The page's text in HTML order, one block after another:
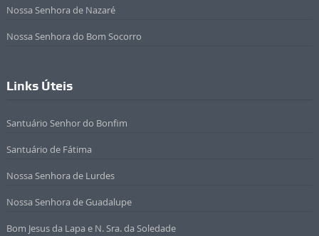
Nossa Senhora de Nazaré
Nossa Senhora do Bom Socorro
Links Úteis
Santuário Senhor do Bonfim
Santuário de Fátima
Nossa Senhora de Lurdes
Nossa Senhora de Guadalupe
Bom Jesus da Lapa e N. Sra. da Soledade